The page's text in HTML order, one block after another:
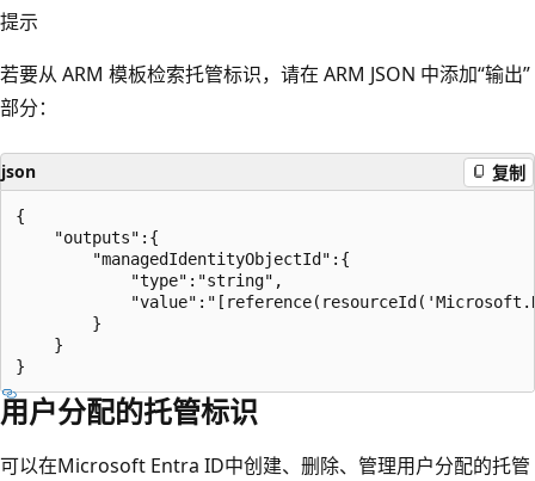
提示
若要从 ARM 模板检索托管标识，请在 ARM JSON 中添加“输出”
部分：
json 复制
{
    "outputs":{
        "managedIdentityObjectId":{
            "type":"string",
        }
    }
用户分配的托管标识
可以在Microsoft Entra ID中创建、删除、管理用户分配的托管